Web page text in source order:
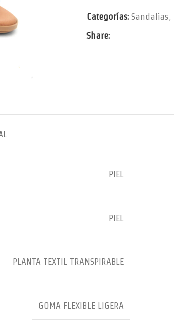
Categorías: Sandalias,
Share:
PIEL
PIEL
PLANTA TEXTIL TRANSPIRABLE
GOMA FLEXIBLE LIGERA